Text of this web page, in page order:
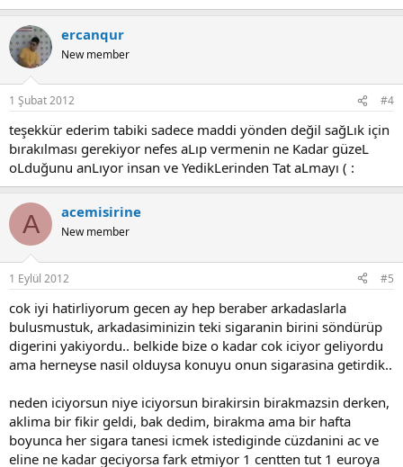
ercanqur
New member
1 Şubat 2012 #4
teşekkür ederim tabiki sadece maddi yönden değil sağLık için
bırakılması gerekiyor nefes aLıp vermenin ne Kadar güzeL
oLduğunu anLıyor insan ve YedikLerinden Tat aLmayı ( :
A acemisirine
New member
1 Eylül 2012 #5
cok iyi hatirliyorum gecen ay hep beraber arkadaslarla
bulusmustuk, arkadasiminizin teki sigaranin birini söndürüp
digerini yakiyordu.. belkide bize o kadar cok iciyor geliyordu
ama herneyse nasil olduysa konuyu onun sigarasina getirdik..
neden iciyorsun niye iciyorsun birakirsin birakmazsin derken,
aklima bir fikir geldi, bak dedim, birakma ama bir hafta
boyunca her sigara tanesi icmek istediginde cüzdanini ac ve
eline ne kadar geciyorsa fark etmiyor 1 centten tut 1 euroya